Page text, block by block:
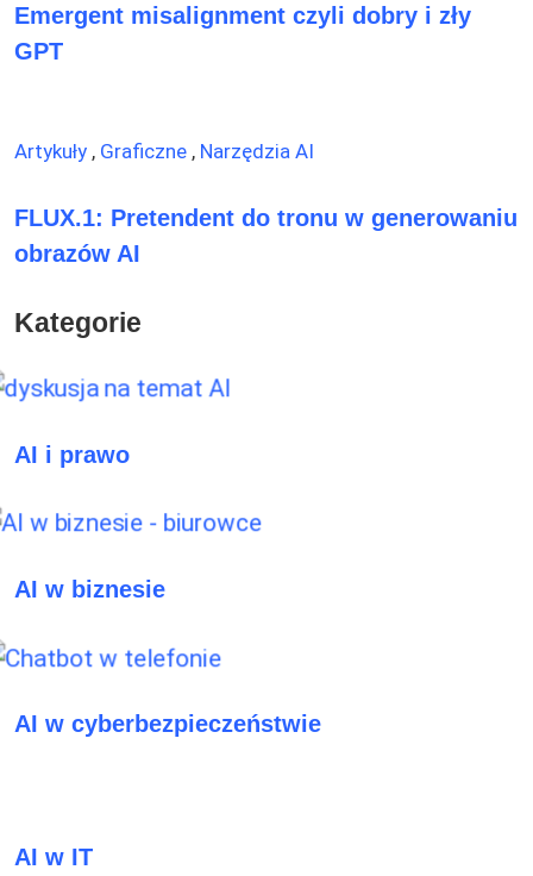
Emergent misalignment czyli dobry i zły
GPT
Artykuły , Graficzne , Narzędzia AI
FLUX.1: Pretendent do tronu w generowaniu
obrazów AI
Kategorie
AI i prawo
AI w biznesie
AI w cyberbezpieczeństwie
AI w IT